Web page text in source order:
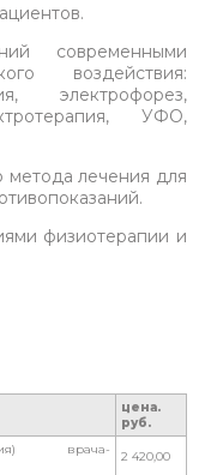
современными
воздействия:
электрофорез,
УФО,
метода лечения для
физиотерапии и
цена.
руб.
врача-
2 420,00